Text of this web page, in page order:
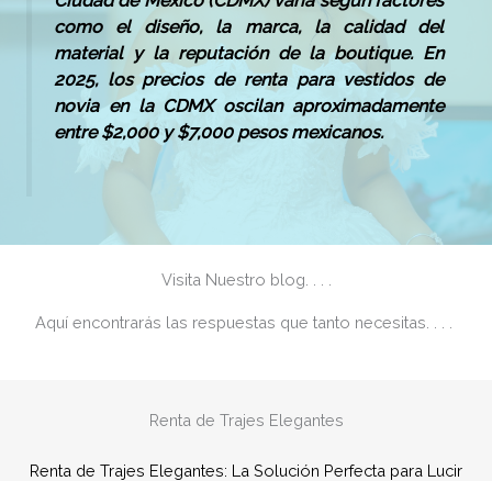
como el diseño, la marca, la calidad del
material y la reputación de la boutique. En
2025, los precios de renta para vestidos de
novia en la CDMX oscilan aproximadamente
entre $2,000 y $7,000 pesos mexicanos.
Visita Nuestro blog. . . .
Aquí encontrarás las respuestas que tanto necesitas. . . .
Renta de Trajes Elegantes
Renta de Trajes Elegantes: La Solución Perfecta para Lucir